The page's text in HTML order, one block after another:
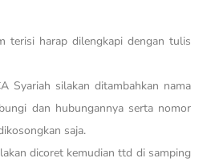
terisi harap dilengkapi dengan tulis
Syariah silakan ditambahkan nama
dan hubungannya serta nomor
saja.
dicoret kemudian ttd di samping